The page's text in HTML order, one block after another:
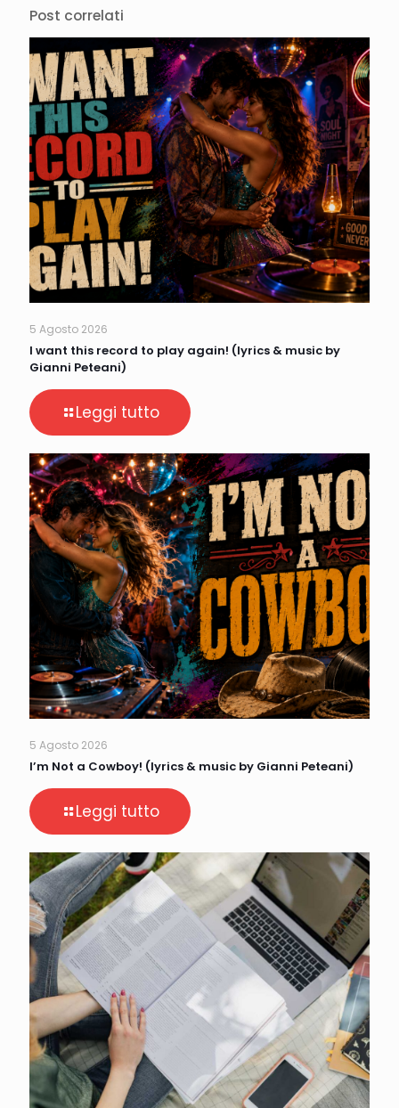
Post correlati
5 Agosto 2026
I want this record to play again! (lyrics & music by
Gianni Peteani)
Leggi tutto
5 Agosto 2026
I’m Not a Cowboy! (lyrics & music by Gianni Peteani)
Leggi tutto